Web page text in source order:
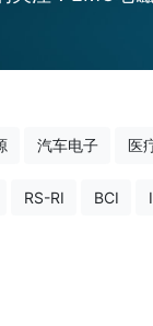
汽车电子 医
RS-RI BCI